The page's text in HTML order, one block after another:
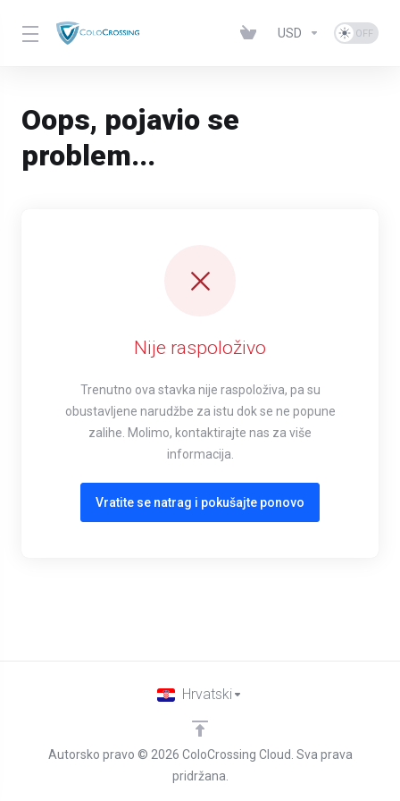
USD
Oops, pojavio se
problem...
Nije raspoloživo
Trenutno ova stavka nije raspoloživa, pa su
obustavljene narudžbe za istu dok se ne popune
zalihe. Molimo, kontaktirajte nas za više
informacija.
Vratite se natrag i pokušajte ponovo
Autorsko pravo © 2026 ColoCrossing Cloud. Sva prava
pridržana.
Hrvatski